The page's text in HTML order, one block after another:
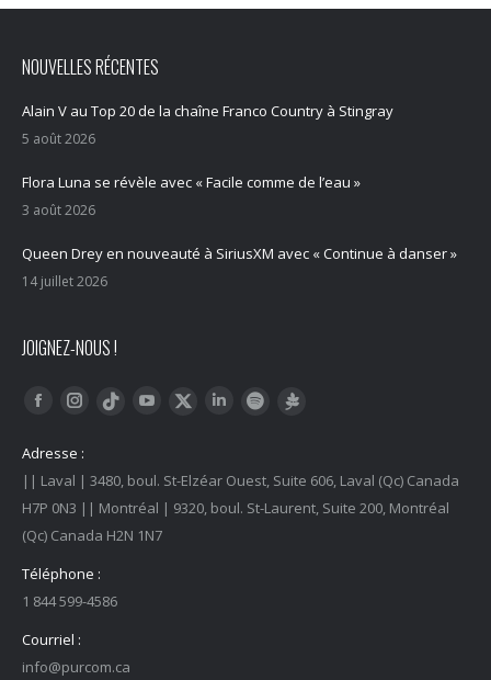
NOUVELLES RÉCENTES
Alain V au Top 20 de la chaîne Franco Country à Stingray
5 août 2026
Flora Luna se révèle avec « Facile comme de l’eau »
3 août 2026
Queen Drey en nouveauté à SiriusXM avec « Continue à danser »
14 juillet 2026
JOIGNEZ-NOUS !
Trouvez nous sur :
FacebookInstagram
Tiktok YouTubeTwitter LinkedInSpotify
Adresse :
|| Laval | 3480, boul. St-Elzéar Ouest, Suite 606, Laval (Qc) Canada
H7P 0N3 || Montréal | 9320, boul. St-Laurent, Suite 200, Montréal
(Qc) Canada H2N 1N7
Téléphone :
1 844 599-4586
Courriel :
info@purcom.ca